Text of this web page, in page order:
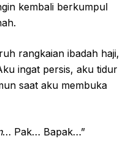
kembali berkumpul
rangkaian ibadah haji,
ingat persis, aku tidur
saat aku membuka
… Pak… Bapak…”